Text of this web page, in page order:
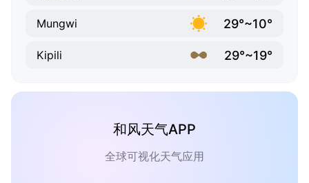
Mungwi 29°~10°
Kipili 29°~19°
和风天气APP
全球可视化天气应用